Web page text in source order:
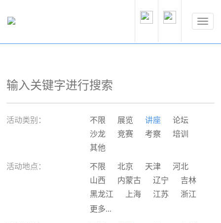
活动类别： 不限 展览 讲座
论坛
沙龙
竞赛 考察
培训
其他
活动地点： 不限 北京 天津
河北
山西
内蒙古 辽宁
吉林
黑龙江
上海 江苏
浙江
安徽
更多...